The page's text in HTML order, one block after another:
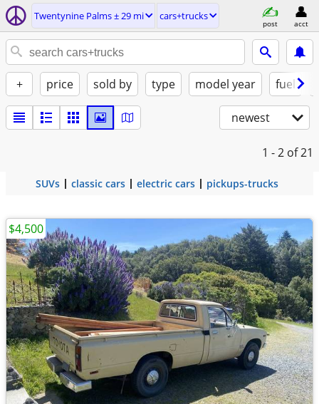
Twentynine Palms ± 29 mi cars+trucks
post acct
+ price sold by type model year fuel
newest
1 - 2 of 21
SUVs classic cars electric cars pickups-trucks
$4,500